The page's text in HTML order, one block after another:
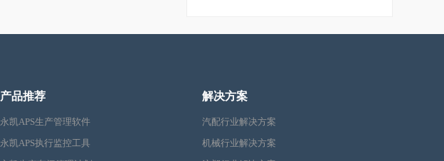
产品推荐
永凯APS生产管理软件
永凯APS执行监控工具
解决方案
汽配行业解决方案
机械行业解决方案